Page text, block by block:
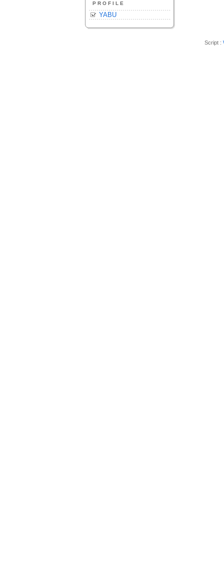
PROFILE
YABU
Script :